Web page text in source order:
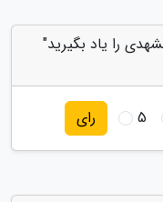
را یاد بگیرید"
5 رای